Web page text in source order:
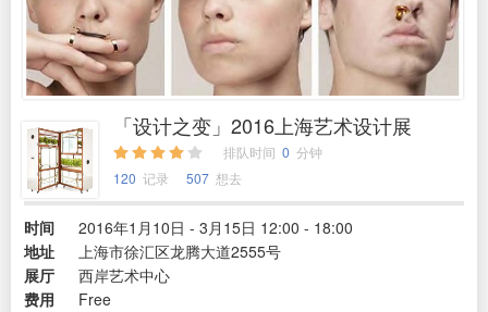
「设计之变」2016上海艺术设计展
排队时间 0 分钟
120 记录 507 想去
时间
2016年1月10日 - 3月15日 12:00 - 18:00
地址
上海市徐汇区龙腾大道2555号
展厅
西岸艺术中心
费用
Free